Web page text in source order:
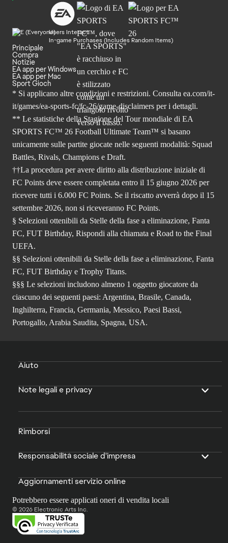
Users Interact
In-game Purchases (Includes Random Items)
Principale
Compra
Notizie
EA app per Windows
EA app per Mac
Sport Gioch
* Si applicano altre condizioni e restrizioni. Consulta ea.com/it-
it/games/ea-sports-fc/fc-26/game-disclaimers per i dettagli.
** Le statistiche della Stagione del Tour mondiale di EA
SPORTS FC™ 26 Football Ultimate Team™ si basano
unicamente sulle partite giocate nelle seguenti modalità: Squad
Battles, Rivals, Champions e Draft.
††La procedura per avere diritto alla distribuzione iniziale di
FC Points deve essere completata entro il 15 giugno 2026 per
ricevere tutti i 6.000 FC Points. Se il riscatto avverrà dopo il 15
settembre 2026, non si riceveranno FC Points.
§ Selezioni ottenibili da Stelle della fase a eliminazione, Fanta
FC, FUT Birthday, Rispondi alla chiamata e Road to the Final
UEFA.
§§ Selezioni ottenibili da Stelle della fase a eliminazione, Fanta
FC, FUT Birthday e Trophy Titans.
§§§ Le selezioni includono almeno 1 oggetto giocatore da
ciascuno dei seguenti paesi: Argentina, Brasile, Canada,
Inghilterra, Francia, Germania, Messico, Paesi Bassi,
Portogallo, Arabia Saudita, Spagna, USA.
Aiuto
Note legali e privacy
Rimborsi
Responsabilità sociale d'impresa
Aggiornamenti servizio online
Potrebbero essere applicati oneri di vendita locali
© 2026 Electronic Arts Inc.